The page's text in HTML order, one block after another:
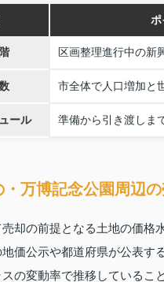
ポ
区画整理進行中の新
市全体で人口増加と
ール 準備から引き渡しま
・万博記念公園周辺
却の前提となる土地の価格
価公示や都道府県が公表す
の変動率で推移しているこ